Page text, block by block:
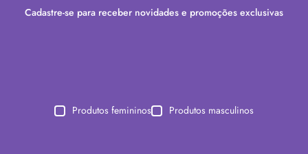
Cadastre-se para receber novidades e promoções exclusivas
Produtos femininos Produtos masculinos